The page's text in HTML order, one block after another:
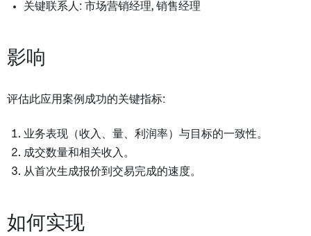
关键联系人: 市场营销经理, 销售经理
影响
评估此应用案例成功的关键指标:
业务表现（收入、量、利润率）与目标的一致性。
成交数量和相关收入。
从首次生成报价到交易完成的速度。
如何实现